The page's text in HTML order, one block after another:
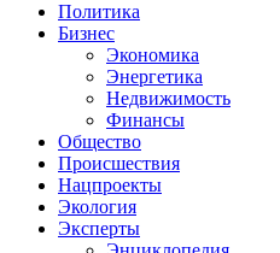
Политика
Бизнес
Экономика
Энергетика
Недвижимость
Финансы
Общество
Происшествия
Нацпроекты
Экология
Эксперты